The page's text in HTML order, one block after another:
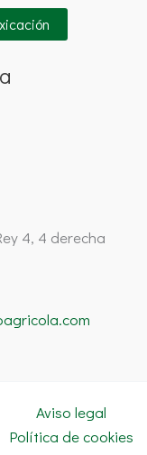
4, 4 derecha
Aviso legal
Política de cookies